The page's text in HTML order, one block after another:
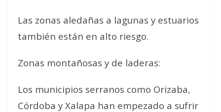
Las zonas aledañas a lagunas y estuarios
también están en alto riesgo.
Zonas montañosas y de laderas:
Los municipios serranos como Orizaba,
Córdoba y Xalapa han empezado a sufrir